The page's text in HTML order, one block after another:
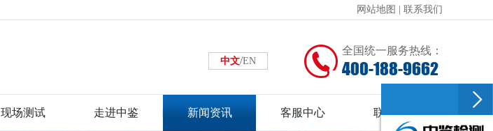
网站地图 联系我们
全国统一服务热线：
400-188-9662
中文/EN
现场测试 走进中鉴 新闻资讯 客服中心 联系中鉴